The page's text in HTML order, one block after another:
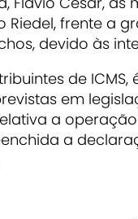
frente a
devido às
de ICMS,
em
a
a